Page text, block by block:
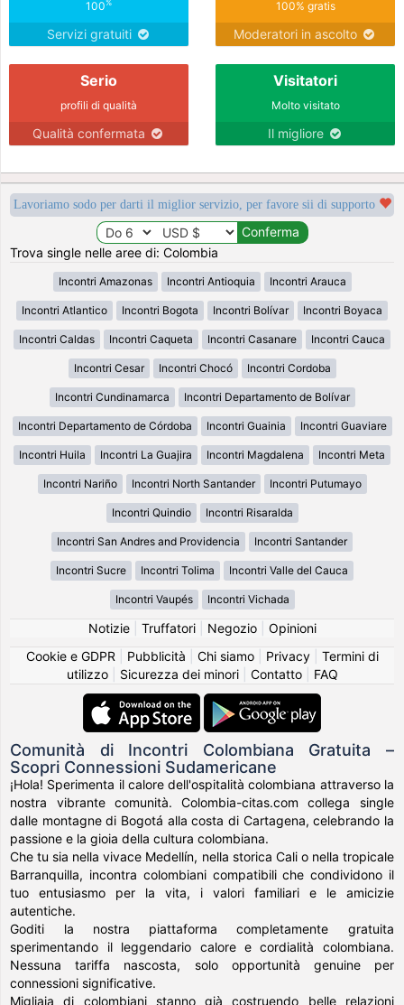
100%
Servizi gratuiti
100% gratis
Moderatori in ascolto
Serio
profili di qualità
Qualità confermata
Visitatori
Molto visitato
Il migliore
Lavoriamo sodo per darti il miglior servizio, per favore sii di supporto
Trova single nelle aree di: Colombia
Incontri Amazonas Incontri Antioquia Incontri Arauca
Incontri Atlantico Incontri Bogota Incontri Bolívar Incontri Boyaca
Incontri Caldas Incontri Caqueta Incontri Casanare Incontri Cauca
Incontri Cesar Incontri Chocó Incontri Cordoba
Incontri Cundinamarca Incontri Departamento de Bolívar
Incontri Departamento de Córdoba Incontri Guainia Incontri Guaviare
Incontri Huila Incontri La Guajira Incontri Magdalena Incontri Meta
Incontri Nariño Incontri North Santander Incontri Putumayo
Incontri Quindio Incontri Risaralda
Incontri San Andres and Providencia Incontri Santander
Incontri Sucre Incontri Tolima Incontri Valle del Cauca
Incontri Vaupés Incontri Vichada
Notizie| Truffatori| Negozio| Opinioni
Cookie e GDPR
Pubblicità Chi siamo| Privacy| Termini di
utilizzo| Sicurezza dei minori| Contatto| FAQ
Comunità di Incontri Colombiana Gratuita –
Scopri Connessioni Sudamericane
¡Hola! Sperimenta il calore dell'ospitalità colombiana attraverso la
nostra vibrante comunità. Colombia-citas.com collega single
dalle montagne di Bogotá alla costa di Cartagena, celebrando la
passione e la gioia della cultura colombiana.
Che tu sia nella vivace Medellín, nella storica Cali o nella tropicale
Barranquilla, incontra colombiani compatibili che condividono il
tuo entusiasmo per la vita, i valori familiari e le amicizie
autentiche.
Goditi la nostra piattaforma completamente gratuita
sperimentando il leggendario calore e cordialità colombiana.
Nessuna tariffa nascosta, solo opportunità genuine per
connessioni significative.
Migliaia di colombiani stanno già costruendo belle relazioni